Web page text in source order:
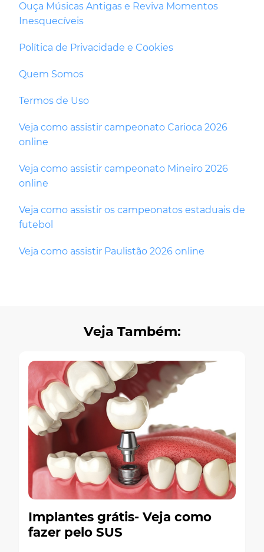
Ouça Músicas Antigas e Reviva Momentos
Inesquecíveis
Política de Privacidade e Cookies
Quem Somos
Termos de Uso
Veja como assistir campeonato Carioca 2026
online
Veja como assistir campeonato Mineiro 2026
online
Veja como assistir os campeonatos estaduais de
futebol
Veja como assistir Paulistão 2026 online
Veja Também:
Implantes grátis- Veja como
fazer pelo SUS